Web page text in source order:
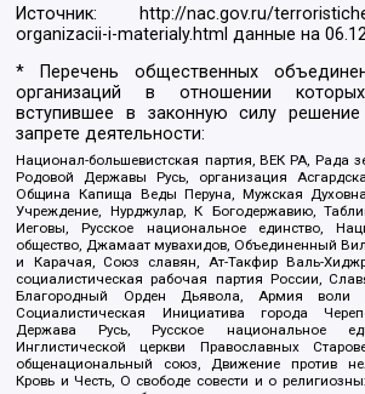
Источник:
http://nac.gov.ru/
organizacii-i-materialy.html данные на
* Перечень общественных
организаций в отношении
вступившее в законную силу
запрете деятельности:
Национал-большевистская партия, ВЕК РА, Рада
Родовой Державы Русь, организация
Община Капища Веды Перуна, Мужская
Учреждение, Нурджулар, К Богодержавию,
Иеговы, Русское национальное единство,
общество, Джамаат мувахидов, Объединенный
и Карачая, Союз славян, Ат-Такфир Валь-
социалистическая рабочая партия России,
Благородный Орден Дьявола, Армия воли
Социалистическая Инициатива города
Держава Русь, Русское национальное
Инглистической церкви Православных
общенациональный союз, Движение против
Кровь и Честь, О свободе совести и о